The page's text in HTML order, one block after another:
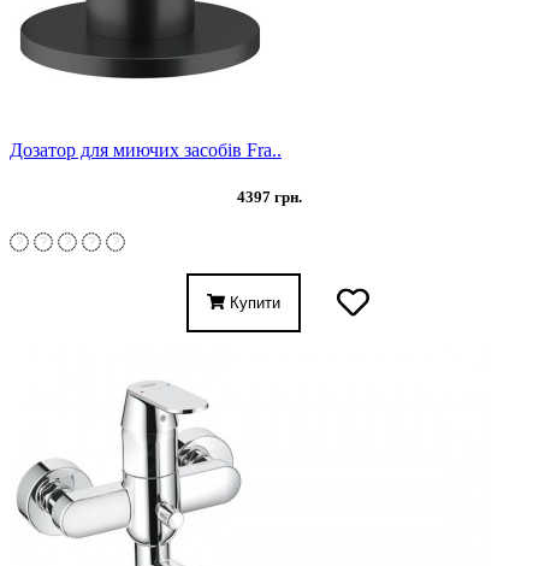
Дозатор для миючих засобів Fra..
4397 грн.
Купити